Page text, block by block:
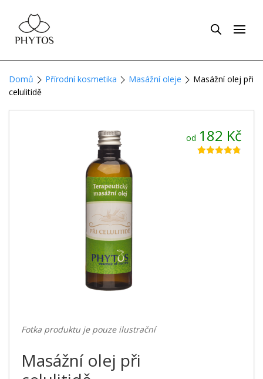
Domů Přírodní kosmetika Masážní oleje
Masážní olej při
celulitidě
Fotka produktu je pouze ilustrační
Masážní olej při
od 182 Kč